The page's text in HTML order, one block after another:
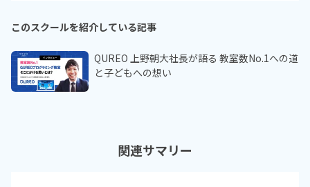
このスクールを紹介している記事
QUREO 上野朝大社長が語る 教室数No.1への道
と子どもへの想い
関連サマリー